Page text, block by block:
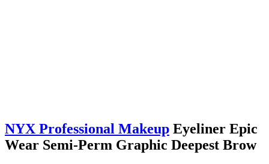
NYX Professional Makeup Eyeliner Epic
Wear Semi-Perm Graphic Deepest Brow